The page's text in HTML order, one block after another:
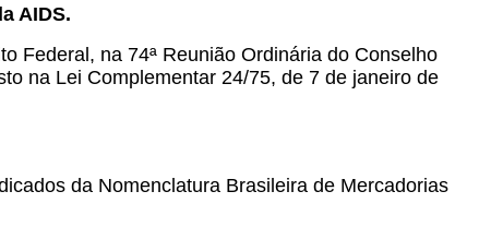
AIDS.
Federal, na 74ª Reunião Ordinária do Conselho
na Lei Complementar 24/75, de 7 de janeiro de
da Nomenclatura Brasileira de Mercadorias